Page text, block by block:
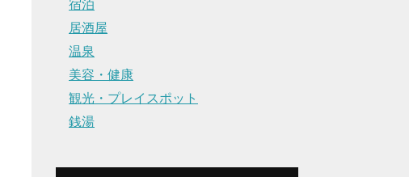
宿泊
居酒屋
温泉
美容・健康
観光・プレイスポット
銭湯